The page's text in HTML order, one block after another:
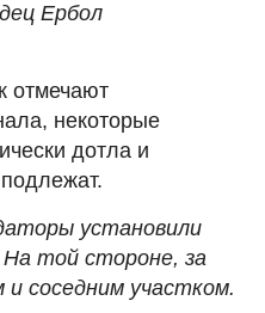
Ербол
отмечают
некоторые
дотла и
установили
той стороне, за
соседним участком.